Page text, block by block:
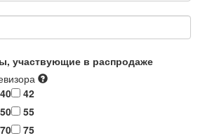
участвующие в распродаже
40
42
50
55
70
75